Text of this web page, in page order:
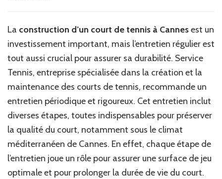
que
régulier
après
construction
d’un
court
tennis
à
Cannes
implique
?
La construction d’un court de tennis à Cannesest un
investissement important, mais l’entretien régulier est
tout aussi crucial pour assurer sa durabilité. Service
Tennis, entreprise spécialisée dans la création et la
maintenance des courts de tennis, recommande un
entretien périodique et rigoureux. Cet entretien inclut
diverses étapes, toutes indispensables pour préserver
la qualité du court, notamment sous le climat
méditerranéen de Cannes. En effet, chaque étape de
l’entretien joue un rôle pour assurer une surface de jeu
optimale et pour prolonger la durée de vie du court.